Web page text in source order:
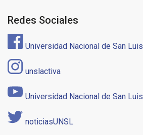
Redes Sociales
Universidad Nacional de San Luis
unslactiva
Universidad Nacional de San Luis
noticiasUNSL